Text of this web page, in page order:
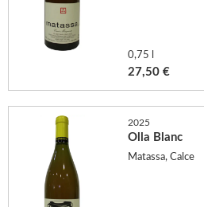
0,75 l
27,50 €
2025
Olla Blanc
Matassa, Calce